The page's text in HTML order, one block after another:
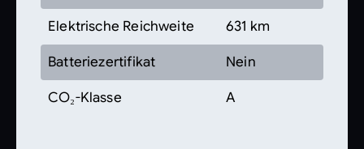
Elektrische Reichweite 631 km
Batteriezertifikat Nein
CO₂-Klasse A